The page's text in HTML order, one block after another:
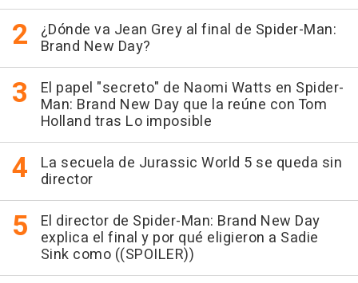
¿Dónde va Jean Grey al final de Spider-Man:
Brand New Day?
El papel "secreto" de Naomi Watts en Spider-
Man: Brand New Day que la reúne con Tom
Holland tras Lo imposible
La secuela de Jurassic World 5 se queda sin
director
El director de Spider-Man: Brand New Day
explica el final y por qué eligieron a Sadie
Sink como ((SPOILER))